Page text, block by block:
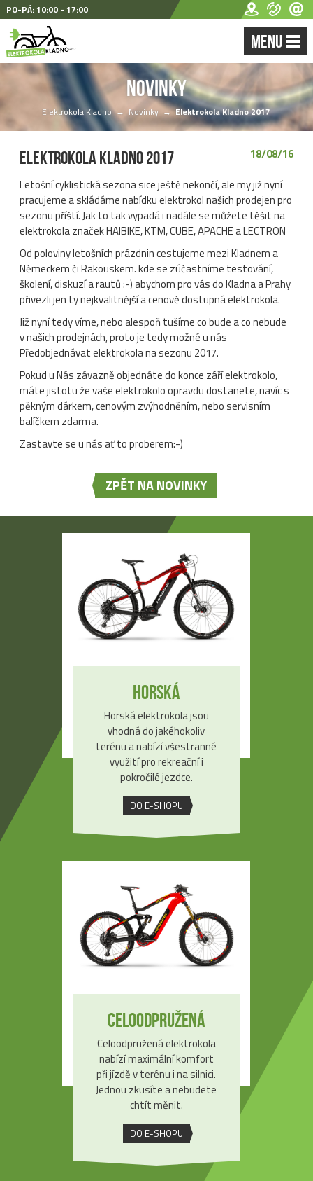
PO-PÁ: 10:00 - 17:00
MENU
Novinky
Elektrokola Kladno→Novinky→Elektrokola Kladno 2017
18/08/16
Elektrokola Kladno 2017
Letošní cyklistická sezona sice ještě nekončí, ale my již nyní
pracujeme a skládáme nabídku elektrokol našich prodejen pro
sezonu příští. Jak to tak vypadá i nadále se můžete těšit na
elektrokola značek HAIBIKE, KTM, CUBE, APACHE a LECTRON
Od poloviny letošních prázdnin cestujeme mezi Kladnem a
Německem či Rakouskem. kde se zúčastníme testování,
školení, diskuzí a rautů :-) abychom pro vás do Kladna a Prahy
přivezli jen ty nejkvalitnější a cenově dostupná elektrokola.
Již nyní tedy víme, nebo alespoň tušíme co bude a co nebude
v našich prodejnách, proto je tedy možné u nás
Předobjednávat elektrokola na sezonu 2017.
Pokud u Nás závazně objednáte do konce září elektrokolo,
máte jistotu že vaše elektrokolo opravdu dostanete, navíc s
pěkným dárkem, cenovým zvýhodněním, nebo servisním
balíčkem zdarma.
Zastavte se u nás ať to proberem:-)
ZPĚT NA NOVINKY
Horská
Horská elektrokola jsou
vhodná do jakéhokoliv
terénu a nabízí všestranné
využití pro rekreační i
pokročilé jezdce.
DO E-SHOPU
Celoodpružená
Celoodpružená elektrokola
nabízí maximální komfort
při jízdě v terénu i na silnici.
Jednou zkusíte a nebudete
chtít měnit.
DO E-SHOPU